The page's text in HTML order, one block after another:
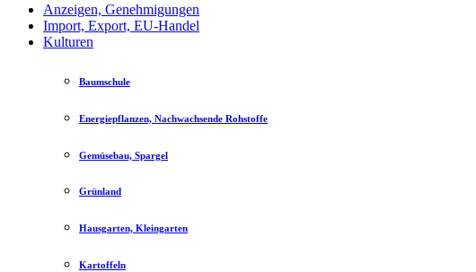
Anzeigen, Genehmigungen
Import, Export, EU-Handel
Kulturen
Baumschule
Energiepflanzen, Nachwachsende Rohstoffe
Gemüsebau, Spargel
Grünland
Hausgarten, Kleingarten
Kartoffeln